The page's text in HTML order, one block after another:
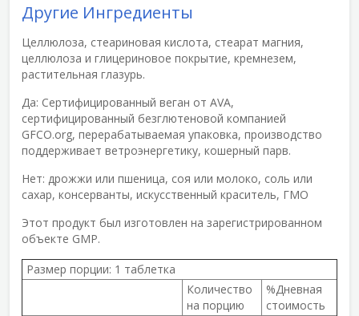
Другие Ингредиенты
Целлюлоза, стеариновая кислота, стеарат магния,
целлюлоза и глицериновое покрытие, кремнезем,
растительная глазурь.
Да: Сертифицированный веган от AVA,
сертифицированный безглютеновой компанией
GFCO.org, перерабатываемая упаковка, производство
поддерживает ветроэнергетику, кошерный парв.
Нет: дрожжи или пшеница, соя или молоко, соль или
сахар, консерванты, искусственный краситель, ГМО
Этот продукт был изготовлен на зарегистрированном
объекте GMP.
Размер порции: 1 таблетка
Количество
на порцию
%Дневная
стоимость